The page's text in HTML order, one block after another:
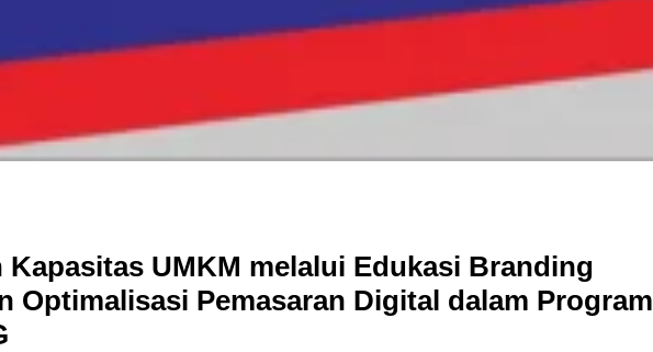
Kapasitas UMKM melalui Edukasi Branding
Optimalisasi Pemasaran Digital dalam Program